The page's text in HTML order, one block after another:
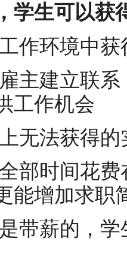
生可以获
环境中获
建立联系
工作机会
法获得的
时间花费
能增加求职
薪的，学